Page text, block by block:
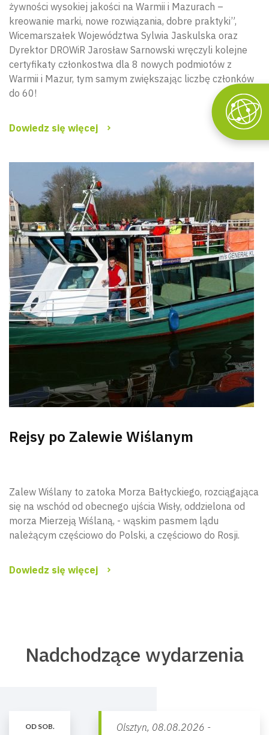
żywności wysokiej jakości na Warmii i Mazurach –
kreowanie marki, nowe rozwiązania, dobre praktyki”,
Wicemarszałek Województwa Sylwia Jaskulska oraz
Dyrektor DROWiR Jarosław Sarnowski wręczyli kolejne
certyfikaty członkostwa dla 8 nowych podmiotów z
Warmii i Mazur, tym samym zwiększając liczbę członków
do 60!
Dowiedz się więcej
Rejsy po Zalewie Wiślanym
Zalew Wiślany to zatoka Morza Bałtyckiego, rozciągająca
się na wschód od obecnego ujścia Wisły, oddzielona od
morza Mierzeją Wiślaną, - wąskim pasmem lądu
należącym częściowo do Polski, a częściowo do Rosji.
Dowiedz się więcej
Nadchodzące wydarzenia
OD SOB. Olsztyn, 08.08.2026 -